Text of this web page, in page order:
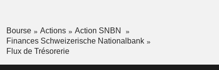
Bourse Actions
Action SNBN
Finances Schweizerische Nationalbank
Flux de Trésorerie